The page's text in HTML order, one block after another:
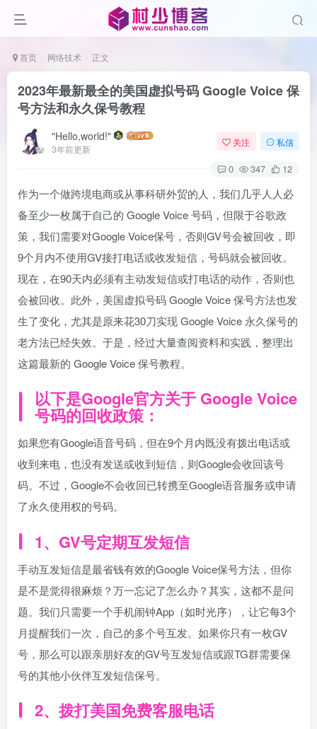
首页 网络技术 正文
2023年最新最全的美国虚拟号码 Google Voice 保
号方法和永久保号教程
"Hello,world!"
3年前更新
关注 私信
0 347 12
作为一个做跨境电商或从事科研外贸的人，我们几乎人人必
备至少一枚属于自己的 Google Voice 号码，但限于谷歌政
策，我们需要对Google Voice保号，否则GV号会被回收，即
9个月内不使用GV接打电话或收发短信，号码就会被回收。
现在，在90天内必须有主动发短信或打电话的动作，否则也
会被回收。此外，美国虚拟号码 Google Voice 保号方法也发
生了变化，尤其是原来花30刀实现 Google Voice 永久保号的
老方法已经失效。于是，经过大量查阅资料和实践，整理出
这篇最新的 Google Voice 保号教程。
以下是Google官方关于 Google Voice
号码的回收政策：
如果您有Google语音号码，但在9个月内既没有拨出电话或
收到来电，也没有发送或收到短信，则Google会收回该号
码。不过，Google不会收回已转携至Google语音服务或申请
了永久使用权的号码。
1、GV号定期互发短信
手动互发短信是最省钱有效的Google Voice保号方法，但你
是不是觉得很麻烦？万一忘记了怎么办？其实，这都不是问
题。我们只需要一个手机闹钟App（如时光序），让它每3个
月提醒我们一次，自己的多个号互发。如果你只有一枚GV
号，那么可以跟亲朋好友的GV号互发短信或跟TG群需要保
号的其他小伙伴互发短信保号。
2、拨打美国免费客服电话